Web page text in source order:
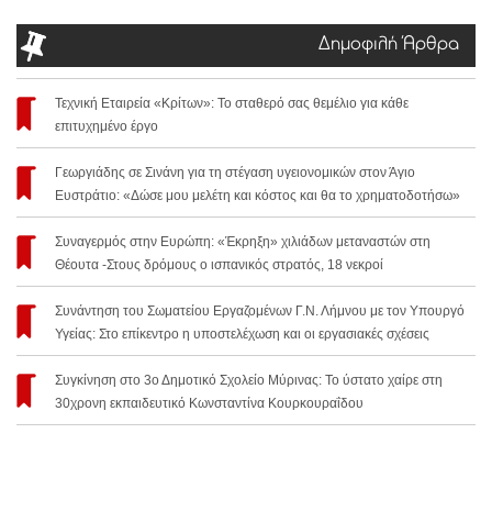
Δημοφιλή Άρθρα
Τεχνική Εταιρεία «Κρίτων»: Το σταθερό σας θεμέλιο για κάθε
επιτυχημένο έργο
Γεωργιάδης σε Σινάνη για τη στέγαση υγειονομικών στον Άγιο
Ευστράτιο: «Δώσε μου μελέτη και κόστος και θα το χρηματοδοτήσω»
Συναγερμός στην Ευρώπη: «Έκρηξη» χιλιάδων μεταναστών στη
Θέουτα -Στους δρόμους ο ισπανικός στρατός, 18 νεκροί
Συνάντηση του Σωματείου Εργαζομένων Γ.Ν. Λήμνου με τον Υπουργό
Υγείας: Στο επίκεντρο η υποστελέχωση και οι εργασιακές σχέσεις
Συγκίνηση στο 3ο Δημοτικό Σχολείο Μύρινας: Το ύστατο χαίρε στη
30χρονη εκπαιδευτικό Κωνσταντίνα Κουρκουραΐδου